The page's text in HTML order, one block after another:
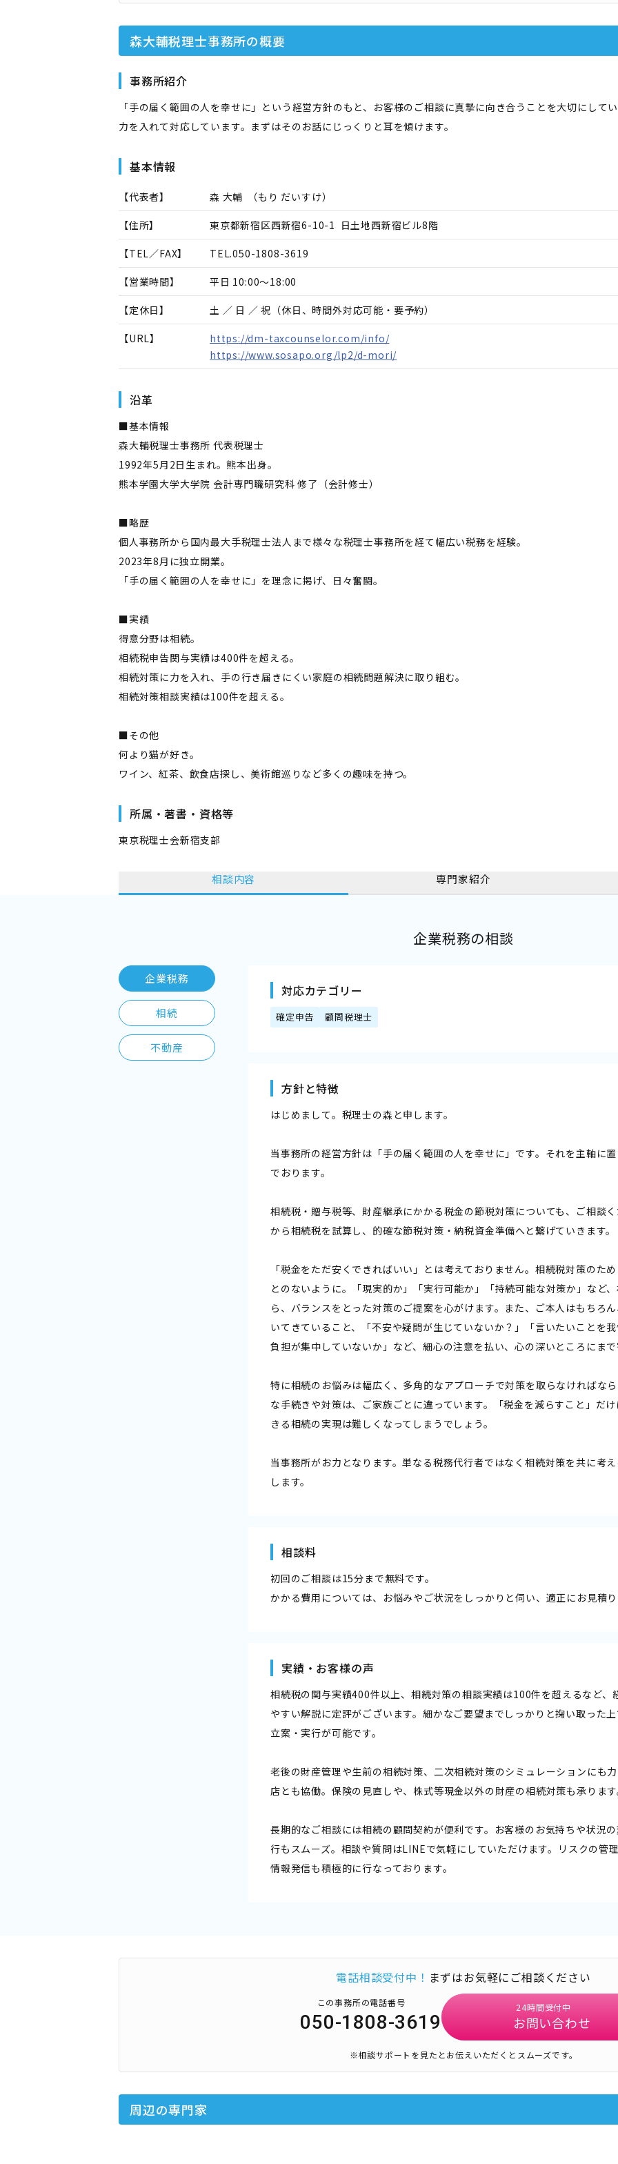
森大輔税理士事務所の概要
事務所紹介
「手の届く範囲の人を幸せに」という経営方針のもと、お客様のご相談に真摯に向き合うことを大切にして
力を入れて対応しています。まずはそのお話にじっくりと耳を傾けます。
基本情報
【代表者】 森 大輔 （もり だいすけ）
【住所】 東京都新宿区西新宿6-10-1 日土地西新宿ビル8階
【TEL／FAX】 TEL.050-1808-3619
【営業時間】 平日 10:00～18:00
【定休日】 土 ／ 日 ／ 祝（休日、時間外対応可能・要予約）
【URL】
https://dm-taxcounselor.com/info/
https://www.sosapo.org/lp2/d-mori/
沿革
■基本情報
森大輔税理士事務所 代表税理士
1992年5月2日生まれ。熊本出身。
熊本学園大学大学院 会計専門職研究科 修了（会計修士）
■略歴
個人事務所から国内最大手税理士法人まで様々な税理士事務所を経て幅広い税務を経験。
2023年8月に独立開業。
「手の届く範囲の人を幸せに」を理念に掲げ、日々奮闘。
■実績
得意分野は相続。
相続税申告関与実績は400件を超える。
相続対策に力を入れ、手の行き届きにくい家庭の相続問題解決に取り組む。
相続対策相談実績は100件を超える。
■その他
何より猫が好き。
ワイン、紅茶、飲食店探し、美術館巡りなど多くの趣味を持つ。
所属・著書・資格等
東京税理士会新宿支部
相談内容 専門家紹介
企業税務の相談
企業税務
相続
不動産
対応カテゴリー
確定申告 顧問税理士
方針と特徴
はじめまして。税理士の森と申します。
当事務所の経営方針は「手の届く範囲の人を幸せに」です。それを主軸に
でおります。
相続税・贈与税等、財産継承にかかる税金の節税対策についても、ご相談
から相続税を試算し、的確な節税対策・納税資金準備へと繋げていきます。
「税金をただ安くできればいい」とは考えておりません。相続税対策のた
とのないように。「現実的か」「実行可能か」「持続可能な対策か」など
ら、バランスをとった対策のご提案を心がけます。また、ご本人はもちろ
いてきていること、「不安や疑問が生じていないか？」「言いたいことを
負担が集中していないか」など、細心の注意を払い、心の深いところにま
特に相続のお悩みは幅広く、多角的なアプローチで対策を取らなければな
な手続きや対策は、ご家族ごとに違っています。「税金を減らすこと」だ
きる相続の実現は難しくなってしまうでしょう。
当事務所がお力となります。単なる税務代行者ではなく相続対策を共に考
します。
相談料
初回のご相談は15分まで無料です。
かかる費用については、お悩みやご状況をしっかりと伺い、適正にお見積
実績・お客様の声
相続税の関与実績400件以上、相続対策の相談実績は100件を超えるなど
やすい解説に定評がございます。細かなご要望までしっかりと掬い取った
立案・実行が可能です。
老後の財産管理や生前の相続対策、二次相続対策のシミュレーションにも
店とも協働。保険の見直しや、株式等現金以外の財産の相続対策も承りま
長期的なご相談には相続の顧問契約が便利です。お客様のお気持ちや状況
行もスムーズ。相談や質問はLINEで気軽にしていただけます。リスクの管
情報発信も積極的に行なっております。
電話相談受付中！ まずはお気軽にご相談ください
この事務所の電話番号
050-1808-3619
24時間受付中
お問い合わせ
※相談サポートを見たとお伝えいただくとスムーズです。
周辺の専門家